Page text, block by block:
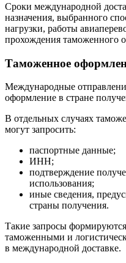
Сроки международной
назначения, выбранного
нагрузки, работы
прохождения таможенного
Таможенное
Международные
оформление в стране
В отдельных случаях
могут запросить:
паспортные данные;
ИНН;
подтверждение
использования;
иные сведения,
страны получения.
Такие запросы
таможенными и
в международной доставке.